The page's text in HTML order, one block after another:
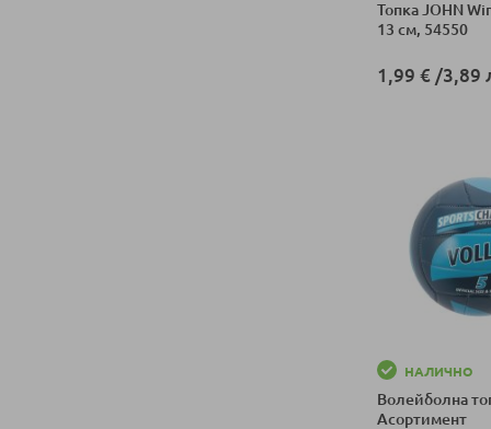
Топка JOHN
13 см, 54550
1,99 € /3,89
НАЛИЧНО
Волейболна
Асортимент